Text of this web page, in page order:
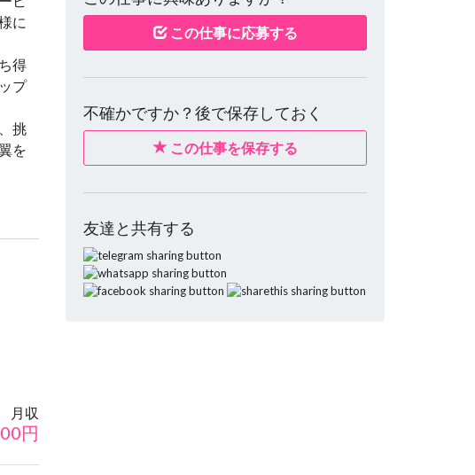
に
得
プ
挑
を
月収
円
この仕事に応募する
不確かですか？後で保存しておく
この仕事を保存する
友達と共有する